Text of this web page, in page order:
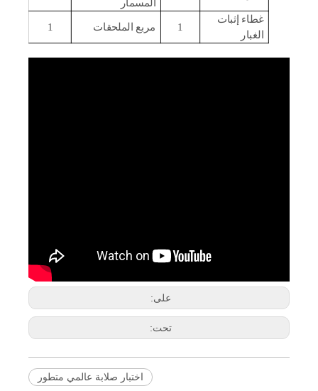
المسمار
غطاء إثبات
الغبار
1 مربع الملحقات 1
على:
تحت:
اختبار صلابة عالمي متطور